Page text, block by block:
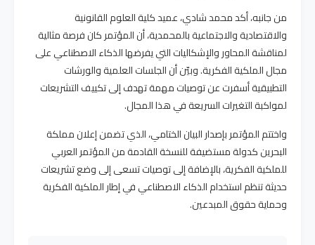
من جانبه، أكد محمد شادي، عميد كلية العلوم القانونية
والاقتصادية والاجتماعية بالمحمدية، أن المؤتمر كان فرصة مثالية
لمناقشة المحاور والإشكاليات التي يفرضها الذكاء الاصطناعي على
مجال الملكية الفكرية. وبيّن أن الجلسات العلمية والورشات
التطبيقية أسفرت عن توصيات مهمة تهدف إلى تكييف التشريعات
لمواكبة التغيرات السريعة في هذا المجال.
واختتم المؤتمر بإصدار البيان الختامي، الذي تضمن إعلان مملكة
البحرين كدولة مستضيفة للنسخة القادمة من المؤتمر العربي
للملكية الفكرية، بالإضافة إلى توصيات تسعى إلى وضع تشريعات
حديثة تنظم استخدام الذكاء الاصطناعي في إطار الملكية الفكرية
وحماية حقوق المبدعين.